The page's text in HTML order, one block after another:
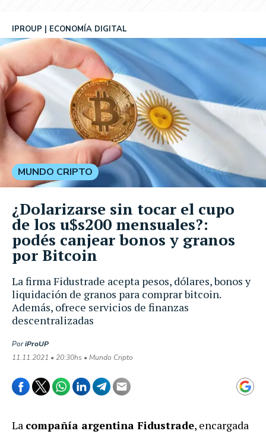
La firma Fidustrade acepta pesos, dólares, bonos y
liquidación de granos para comprar bitcoin.
Además, ofrece servicios de finanzas
descentralizadas
IPROUP ECONOMÍA DIGITAL
PoriProUP
11.11.2021 • 20:30hs • Mundo Cripto
MUNDO CRIPTO
¿Dolarizarse sin tocar el cupo
de los u$s200 mensuales?:
podés canjear bonos y granos
por Bitcoin
La compañía argentina Fidustrade, encargada